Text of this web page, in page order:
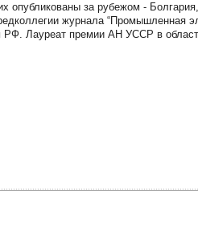
опубликованы за рубежом -
журнала “Промышленная
РФ. Лауреат премии АН УССР в